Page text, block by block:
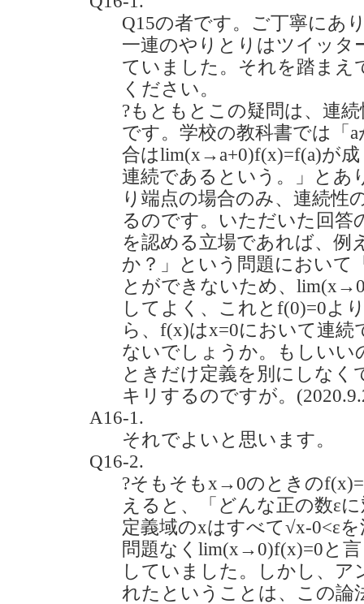
Q15の者です。ご丁寧にあ
一連のやりとりはツイッタ
ていました。それを踏まえ
ください。
?もともとこの疑問は、連
です。学校の教科書では「
合はlim(x→a+0)f(x)=f(a)が
連続であるという。」とあ
り端点の場合のみ、連続性
るのです。いただいた回答
を認める立場であれば、例
か？」という問題において
とができないため、
してよく、これとf(0)=0よ
ら、f(x)はx=0において連
ないでしょうか。もしいい
ときだけ定義を別にしな
キリするのですが。
A16-1.
それでよいと思います。
Q16-2.
?そもそもx→0のときの
えると、「どんな正の数ε
定義域のxはすべて√x-0<ε
問題なくlim(x→0)f(x)=0と
していました。しかし、
れたということは、この論